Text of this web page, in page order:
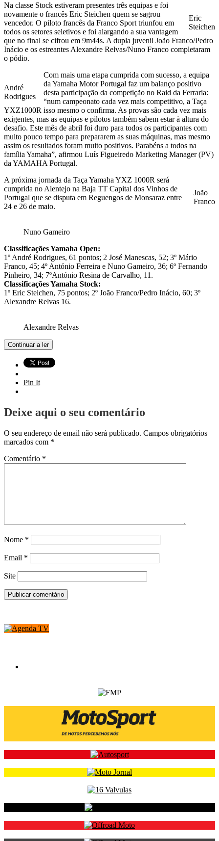
Eric
Steichen
Na classe Stock estiveram presentes três equipas e foi
novamente o francês Eric Steichen quem se sagrou
vencedor. O piloto francês da Franco Sport triunfou em
todos os setores seletivos e foi alargando a sua vantagem
que no final se cifrou em 9m44s. A dupla juvenil João Franco/Pedro
Inácio e os estreantes Alexandre Relvas/Nuno Franco completaram
o pódio.
André
Rodrigues
Com mais uma etapa cumprida com sucesso, a equipa
da Yamaha Motor Portugal faz um balanço positivo
desta participação da competição no Raid da Ferraria:
“num campeonato cada vez mais competitivo, a Taça
YXZ1000R isso mesmo o confirma. As provas são cada vez mais
exigentes, mas as equipas e pilotos também sabem estar à altura do
desafio. Este mês de abril foi duro para todos os participantes com
muito pouco tempo para prepararem as suas máquinas, mas mesmo
assim os resultados foram muito positivos. Parabéns a todos na
família Yamaha”, afirmou Luís Figueiredo Marketing Manager (PV)
da YAMAHA Portugal.
João
Franco
A próxima jornada da Taça Yamaha YXZ 1000R será
cumprida no Alentejo na Baja TT Capital dos Vinhos de
Portugal que se disputa em Reguengos de Monsaraz entre
24 e 26 de maio.
Nuno Gameiro
Classificações Yamaha Open:
1º André Rodrigues, 61 pontos; 2 José Manescas, 52; 3º Mário
Franco, 45; 4º António Ferreira e Nuno Gameiro, 36; 6º Fernando
Pinheiro, 34; 7ºAntónio Resina de Carvalho, 11.
Classificações Yamaha Stock:
1º Eric Steichen, 75 pontos; 2º João Franco/Pedro Inácio, 60; 3º
Alexandre Relvas 16.
Alexandre Relvas
Continuar a ler
Pin It
Deixe aqui o seu comentário
O seu endereço de email não será publicado. Campos obrigatórios
marcados com *
Comentário *
Nome *
Email *
Site